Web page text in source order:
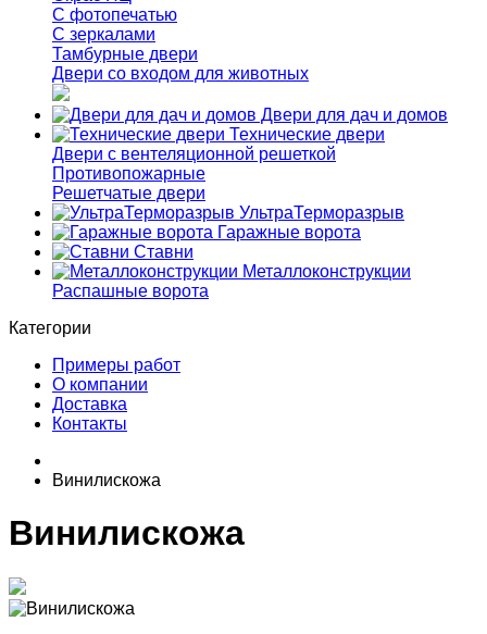
С фотопечатью
С зеркалами
Тамбурные двери
Двери со входом для животных
Двери для дач и домов
Технические двери
Двери с вентеляционной решеткой
Противопожарные
Решетчатые двери
УльтраТерморазрыв
Гаражные ворота
Ставни
Металлоконструкции
Распашные ворота
Категории
Примеры работ
О компании
Доставка
Контакты
Винилискожа
Винилискожа